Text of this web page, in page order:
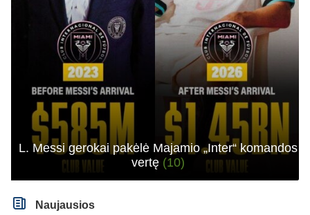
L. Messi gerokai pakėlė Majamio „Inter“ komandos
vertę (10)
Naujausios